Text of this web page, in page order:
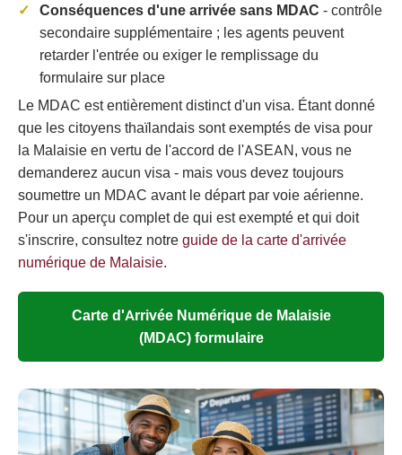
Conséquences d'une arrivée sans MDAC - contrôle
secondaire supplémentaire ; les agents peuvent
retarder l'entrée ou exiger le remplissage du
formulaire sur place
Le MDAC est entièrement distinct d'un visa. Étant donné
que les citoyens thaïlandais sont exemptés de visa pour
la Malaisie en vertu de l'accord de l'ASEAN, vous ne
demanderez aucun visa - mais vous devez toujours
soumettre un MDAC avant le départ par voie aérienne.
Pour un aperçu complet de qui est exempté et qui doit
s'inscrire, consultez notreguide de la carte d'arrivée
numérique de Malaisie.
Carte d'Arrivée Numérique de Malaisie
(MDAC) formulaire